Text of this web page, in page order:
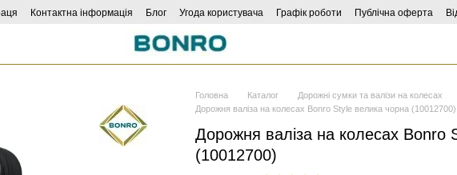
Контактна інформація Блог Угода користувача Графік роботи Публічна оферта
Головна Каталог Дорожні сумки та валізи на колесах
Дорожня валіза на колесах Bonro Style велика чорна (10012700)
Дорожня валіза на колесах Bonro
(10012700)